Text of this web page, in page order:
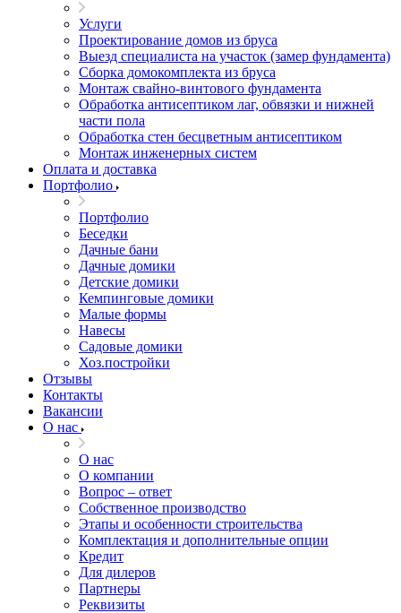
Услуги
Проектирование домов из бруса
Выезд специалиста на участок (замер фундамента)
Сборка домокомплекта из бруса
Монтаж свайно-винтового фундамента
Обработка антисептиком лаг, обвязки и нижней
части пола
Обработка стен бесцветным антисептиком
Монтаж инженерных систем
Оплата и доставка
Портфолио
Портфолио
Беседки
Дачные бани
Дачные домики
Детские домики
Кемпинговые домики
Малые формы
Навесы
Садовые домики
Хоз.постройки
Отзывы
Контакты
Вакансии
О нас
О нас
О компании
Вопрос – ответ
Собственное производство
Этапы и особенности строительства
Комплектация и дополнительные опции
Кредит
Для дилеров
Партнеры
Реквизиты